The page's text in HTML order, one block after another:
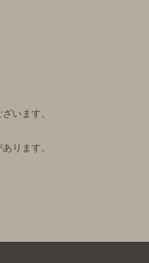
います。
ります。